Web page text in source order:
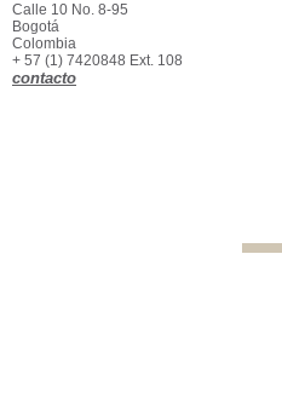
Calle 10 No. 8-95
Bogotá
Colombia
+ 57 (1) 7420848 Ext. 108
contacto